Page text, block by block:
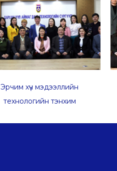
Эрчим хүч мэдээллийн
технологийн тэнхим